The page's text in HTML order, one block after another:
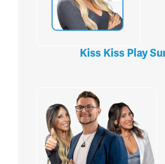
Kiss Kiss Play